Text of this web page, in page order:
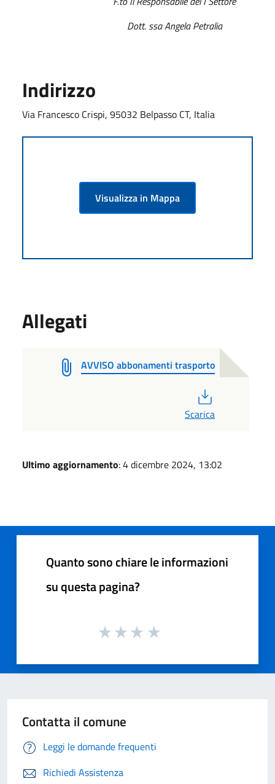
Dott. ssa Angela Petralia
Indirizzo
Via Francesco Crispi, 95032 Belpasso CT, Italia
Visualizza in Mappa
Allegati
AVVISO abbonamenti trasporto
Scarica
Ultimo aggiornamento: 4 dicembre 2024, 13:02
Quanto sono chiare le informazioni
su questa pagina?
Contatta il comune
Leggi le domande frequenti
Richiedi Assistenza